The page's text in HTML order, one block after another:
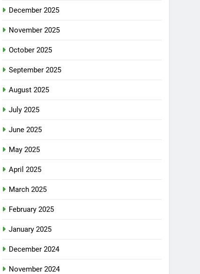
December 2025
November 2025
October 2025
September 2025
August 2025
July 2025
June 2025
May 2025
April 2025
March 2025
February 2025
January 2025
December 2024
November 2024